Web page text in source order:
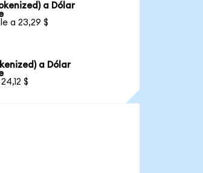
a Dólar
a 23,29 $
a Dólar
$